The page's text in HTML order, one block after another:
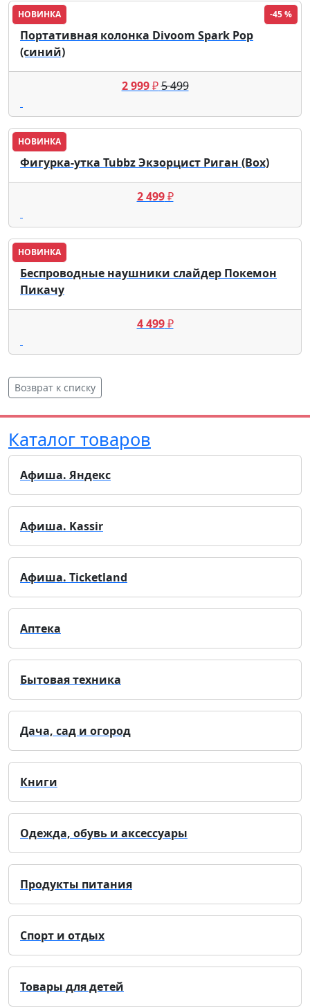
НОВИНКА -45 %
Портативная колонка Divoom Spark Pop
(синий)
2 999₽5 499
НОВИНКА
Фигурка-утка Tubbz Экзорцист Риган (Box)
2 499₽
НОВИНКА
Беспроводные наушники слайдер Покемон
Пикачу
4 499₽
Возврат к списку
Каталог товаров
Афиша. Яндекс
Афиша. Kassir
Афиша. Ticketland
Аптека
Бытовая техника
Дача, сад и огород
Книги
Одежда, обувь и аксессуары
Продукты питания
Спорт и отдых
Товары для детей